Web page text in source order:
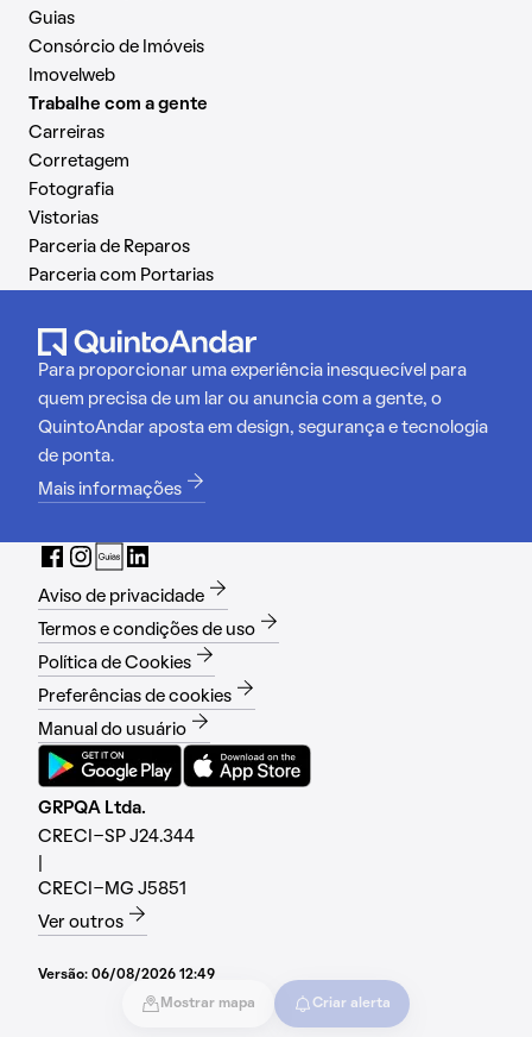
Mostrar mapa Criar alerta
Guias
Consórcio de Imóveis
Imovelweb
Trabalhe com a gente
Carreiras
Corretagem
Fotografia
Vistorias
Parceria de Reparos
Parceria com Portarias
Para proporcionar uma experiência inesquecível para
quem precisa de um lar ou anuncia com a gente, o
QuintoAndar aposta em design, segurança e tecnologia
de ponta.
Mais informações
Aviso de privacidade
Termos e condições de uso
Política de Cookies
Preferências de cookies
Manual do usuário
GRPQA Ltda.
CRECI-SP J24.344
CRECI-MG J5851
Ver outros
Versão: 06/08/2026 12:49